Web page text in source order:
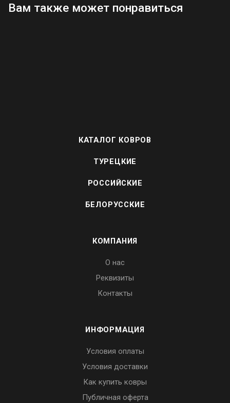
Вам также может понравиться
КАТАЛОГ КОВРОВ
ТУРЕЦКИЕ
РОССИЙСКИЕ
БЕЛОРУССКИЕ
КОМПАНИЯ
О нас
Реквизиты
Контакты
ИНФОРМАЦИЯ
Условия оплаты
Условия доставки
Как купить ковры
Публичная оферта